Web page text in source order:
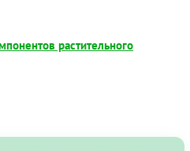
растительного